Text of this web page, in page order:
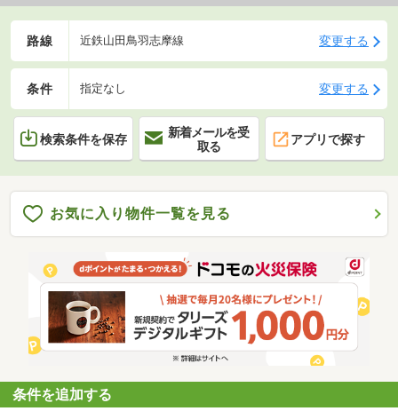
路線 近鉄山田鳥羽志摩線 変更する
条件 指定なし 変更する
検索条件を保存
新着メールを受
取る
アプリで探す
お気に入り物件一覧を見る
条件を追加する